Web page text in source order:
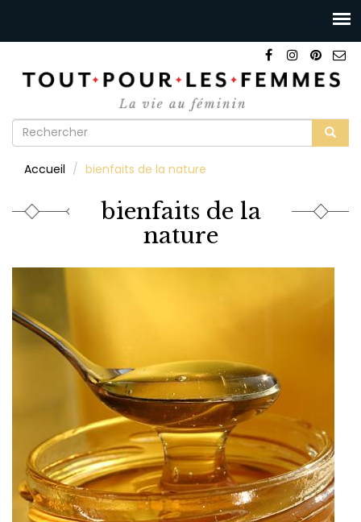
Formulaire
recherche
Accueil bienfaits de la nature
bienfaits de la
nature